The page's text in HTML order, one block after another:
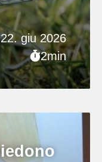
22. giu 2026
2min